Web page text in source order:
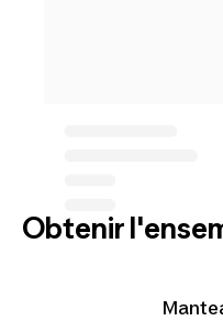
Obtenir